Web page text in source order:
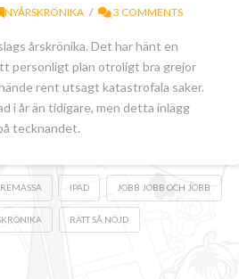
NYÅRSKRÖNIKA 3 COMMENTS
årskrönika. Det har hänt en
personligt plan otroligt bra grejor
rent utsagt katastrofala saker.
i år än tidigare, men detta inlägg
tecknandet.
IPAD JOBB JOBB OCH JOBB
RÄTT SÅ NÖJD